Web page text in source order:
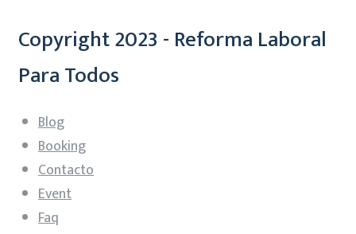
Copyright 2023 - Reforma Laboral
Para Todos
Blog
Booking
Contacto
Event
Faq